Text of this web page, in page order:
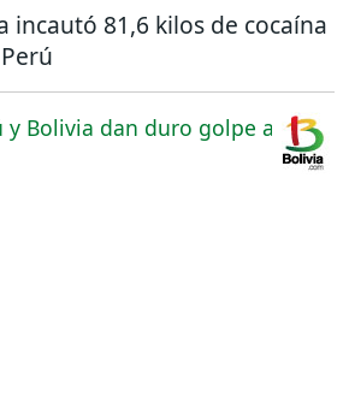
incautó 81,6 kilos de cocaína